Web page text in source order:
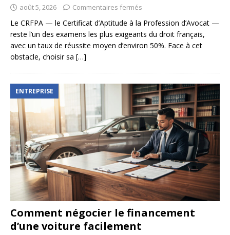
août 5, 2026 Commentaires fermés
Le CRFPA — le Certificat d’Aptitude à la Profession d’Avocat —
reste l’un des examens les plus exigeants du droit français,
avec un taux de réussite moyen d’environ 50%. Face à cet
obstacle, choisir sa […]
ENTREPRISE
Comment négocier le financement
d’une voiture facilement